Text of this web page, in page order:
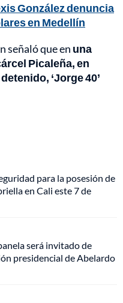
González denuncia
en Medellín
señaló que en una
Picaleña, en
‘Jorge 40’
para la posesión de
en Cali este 7 de
será invitado de
presidencial de Abelardo